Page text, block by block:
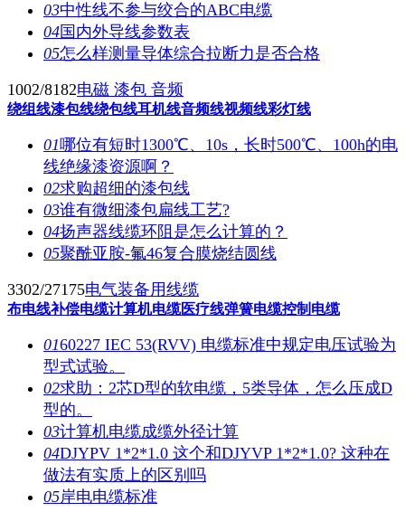
03中性线不参与绞合的ABC电缆
04国内外导线参数表
05怎么样测量导体综合拉断力是否合格
1002/8182电磁 漆包 音频
绕组线漆包线绕包线耳机线音频线视频线彩灯线
01哪位有短时1300℃、10s，长时500℃、100h的电
线绝缘漆资源啊？
02求购超细的漆包线
03谁有微细漆包扁线工艺?
04扬声器线缆环阻是怎么计算的？
05聚酰亚胺-氟46复合膜烧结圆线
3302/27175电气装备用线缆
布电线补偿电缆计算机电缆医疗线弹簧电缆控制电缆
0160227 IEC 53(RVV) 电缆标准中规定电压试验为
型式试验。
02求助：2芯D型的软电缆，5类导体，怎么压成D
型的。
03计算机电缆成缆外径计算
04DJYPV 1*2*1.0 这个和DJYVP 1*2*1.0? 这种在
做法有实质上的区别吗
05岸电电缆标准